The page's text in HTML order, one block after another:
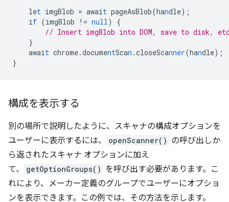
let imgBlob = await pageAsBlob(handle);
if (imgBlob != null)
{
// Insert imgBlob into DOM, save to disk,
}
await chrome.documentScan .closeScanner(handle);
}
構成を表示する
別の場所で説明したように、スキャナの構成オプションを
ユーザーに表示するには、
openScanner() の呼び出しか
ら返されたスキャナ オプションに加え
て、
getOptionGroups() を呼び出す必要があります。こ
れにより、メーカー定義のグループでユーザーにオプショ
ンを表示できます。この例では、その方法を示します。